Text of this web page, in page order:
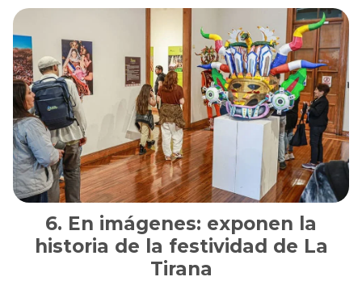
En imágenes: exponen la
historia de la festividad de La
Tirana